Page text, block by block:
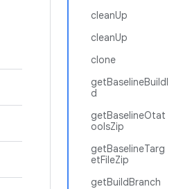
cleanUp
cleanUp
clone
getBaselineBuildI
d
getBaselineOtat
oolsZip
getBaselineTarg
etFileZip
getBuildBranch